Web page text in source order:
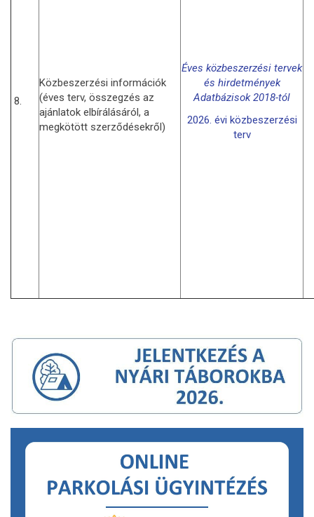
8.
Közbeszerzési információk
(éves terv, összegzés az
ajánlatok elbírálásáról, a
megkötött szerződésekről)
Éves közbeszerzési tervek
és hirdetmények
Adatbázisok 2018-tól
2026. évi közbeszerzési
terv